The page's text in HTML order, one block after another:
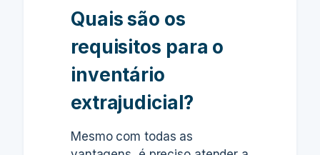
Quais são os
requisitos para o
inventário
extrajudicial?
Mesmo com todas as